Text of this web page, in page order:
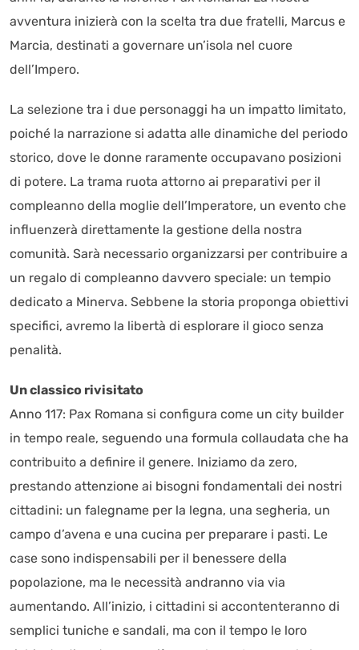
avventura inizierà con la scelta tra due fratelli, Marcus e
Marcia, destinati a governare un’isola nel cuore
dell’Impero.
La selezione tra i due personaggi ha un impatto limitato,
poiché la narrazione si adatta alle dinamiche del periodo
storico, dove le donne raramente occupavano posizioni
di potere. La trama ruota attorno ai preparativi per il
compleanno della moglie dell’Imperatore, un evento che
influenzerà direttamente la gestione della nostra
comunità. Sarà necessario organizzarsi per contribuire a
un regalo di compleanno davvero speciale: un tempio
dedicato a Minerva. Sebbene la storia proponga obiettivi
specifici, avremo la libertà di esplorare il gioco senza
penalità.
Un classico rivisitato
Anno 117: Pax Romana si configura come un city builder
in tempo reale, seguendo una formula collaudata che ha
contribuito a definire il genere. Iniziamo da zero,
prestando attenzione ai bisogni fondamentali dei nostri
cittadini: un falegname per la legna, una segheria, un
campo d’avena e una cucina per preparare i pasti. Le
case sono indispensabili per il benessere della
popolazione, ma le necessità andranno via via
aumentando. All’inizio, i cittadini si accontenteranno di
semplici tuniche e sandali, ma con il tempo le loro